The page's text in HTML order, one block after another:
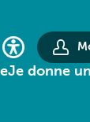
Je donne